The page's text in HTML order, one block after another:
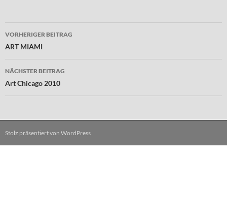
Beitragsnavigation
VORHERIGER BEITRAG
ART MIAMI
NÄCHSTER BEITRAG
Art Chicago 2010
Stolz präsentiert von WordPress